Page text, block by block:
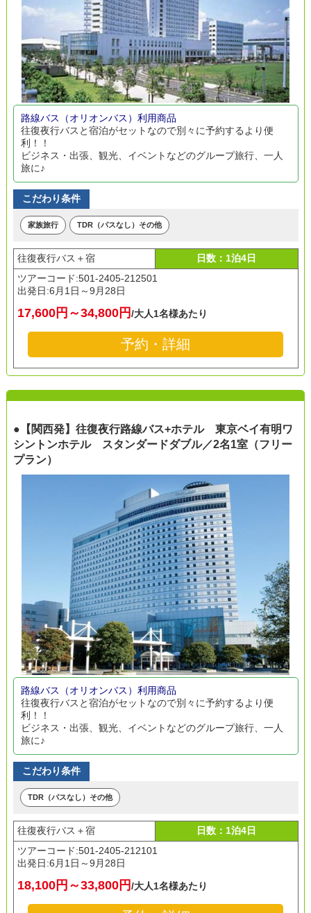
路線バス（オリオンバス）利用商品
往復夜行バスと宿泊がセットなので別々に予約するより便
利！！
ビジネス・出張、観光、イベントなどのグループ旅行、一人
旅に♪
こだわり条件
家族旅行 TDR（パスなし）その他
往復夜行バス＋宿
日数：1泊4日
ツアーコード:501-2405-212501
出発日:6月1日～9月28日
17,600円～34,800円/大人1名様あたり
予約・詳細
●【関西発】往復夜行路線バス+ホテル 東京ベイ有明ワ
シントンホテル スタンダードダブル／2名1室（フリー
プラン）
路線バス（オリオンバス）利用商品
往復夜行バスと宿泊がセットなので別々に予約するより便
利！！
ビジネス・出張、観光、イベントなどのグループ旅行、一人
旅に♪
こだわり条件
TDR（パスなし）その他
往復夜行バス＋宿
日数：1泊4日
ツアーコード:501-2405-212101
出発日:6月1日～9月28日
18,100円～33,800円/大人1名様あたり